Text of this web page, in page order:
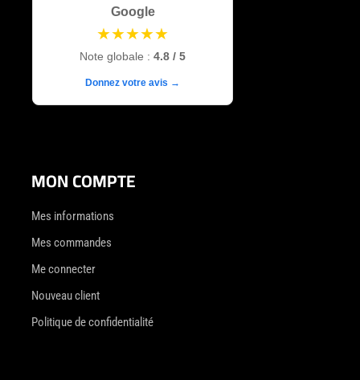
Google
★★★★★
Note globale : 4.8 / 5
Donnez votre avis →
MON COMPTE
Mes informations
Mes commandes
Me connecter
Nouveau client
Politique de confidentialité